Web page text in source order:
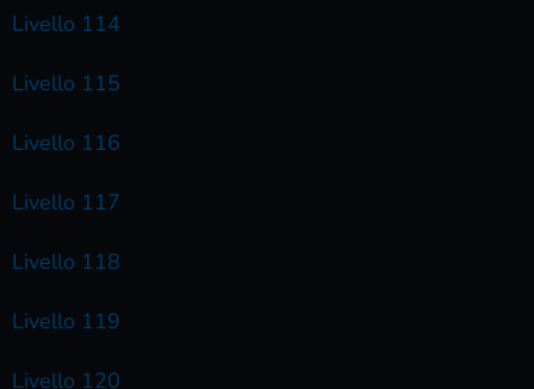
Livello 114
Livello 115
Livello 116
Livello 117
Livello 118
Livello 119
Livello 120